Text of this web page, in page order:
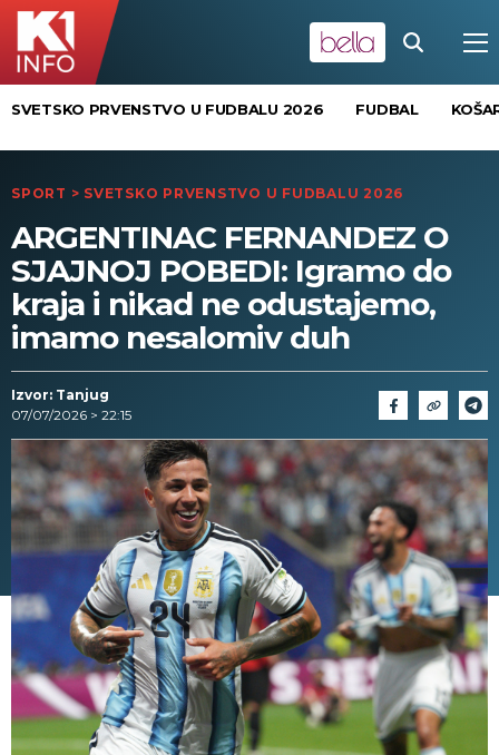
SVETSKO PRVENSTVO U FUDBALU 2026 FUDBAL
SPORT > SVETSKO PRVENSTVO U FUDBALU 2026
ARGENTINAC FERNANDEZ O
SJAJNOJ POBEDI: Igramo do
kraja i nikad ne odustajemo,
imamo nesalomiv duh
Izvor: Tanjug
07/07/2026 > 22:15